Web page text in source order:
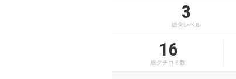
3
総合レベル
16
総クチコミ数